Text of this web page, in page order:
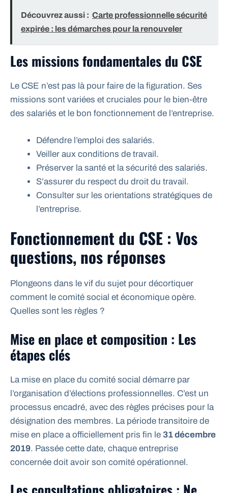
Découvrez aussi : Carte professionnelle sécurité
expirée : les démarches pour la renouveler
Les missions fondamentales du CSE
Le CSE n’est pas là pour faire de la figuration. Ses
missions sont variées et cruciales pour le bien-être
des salariés et le bon fonctionnement de l’entreprise.
Défendre l’emploi des salariés.
Veiller aux conditions de travail.
Préserver la santé et la sécurité des salariés.
S’assurer du respect du droit du travail.
Consulter sur les orientations stratégiques de
l’entreprise.
Fonctionnement du CSE : Vos
questions, nos réponses
Plongeons dans le vif du sujet pour décortiquer
comment le comité social et économique opère.
Quelles sont les règles ?
Mise en place et composition : Les
étapes clés
La mise en place du comité social démarre par
l’organisation d’élections professionnelles. C’est un
processus encadré, avec des règles précises pour la
désignation des membres. La période transitoire de
mise en place a officiellement pris fin le 31 décembre
2019. Passée cette date, chaque entreprise
concernée doit avoir son comité opérationnel.